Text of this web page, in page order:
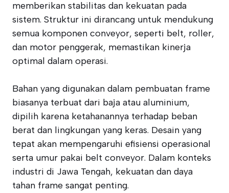
memberikan stabilitas dan kekuatan pada
sistem. Struktur ini dirancang untuk mendukung
semua komponen conveyor, seperti belt, roller,
dan motor penggerak, memastikan kinerja
optimal dalam operasi.
Bahan yang digunakan dalam pembuatan frame
biasanya terbuat dari baja atau aluminium,
dipilih karena ketahanannya terhadap beban
berat dan lingkungan yang keras. Desain yang
tepat akan mempengaruhi efisiensi operasional
serta umur pakai belt conveyor. Dalam konteks
industri di Jawa Tengah, kekuatan dan daya
tahan frame sangat penting.